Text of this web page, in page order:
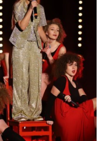
PROJEKTAS ''KODAS:
LIETUVOS MOKYKLA-
LIETUVOS MOKYKLA-
LIETUVOS MOKYKLA-
LIETUVOS MOKYKLA-
LIETUVOS MOKYKLA-